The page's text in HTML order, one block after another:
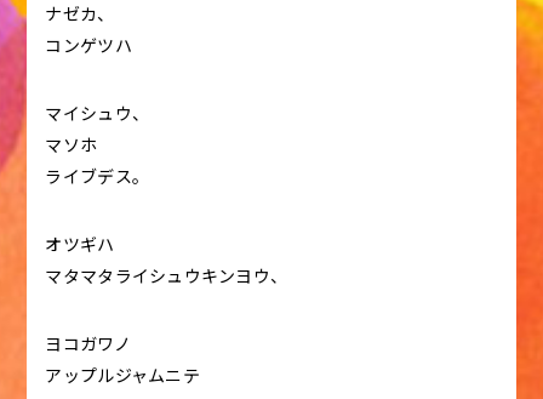
ナゼカ、
コンゲツハ
マイシュウ、
マソホ
ライブデス。
オツギハ
マタマタライシュウキンヨウ、
ヨコガワノ
アップルジャムニテ